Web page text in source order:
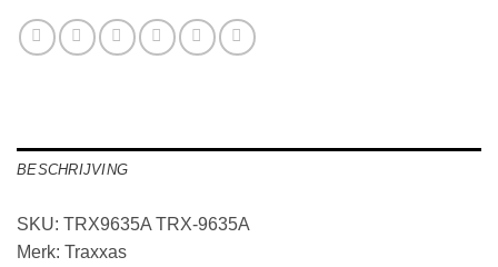
BESCHRIJVING
SKU: TRX9635A TRX-9635A
Merk: Traxxas